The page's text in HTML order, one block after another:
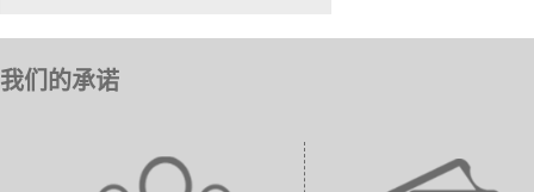
我们的承诺